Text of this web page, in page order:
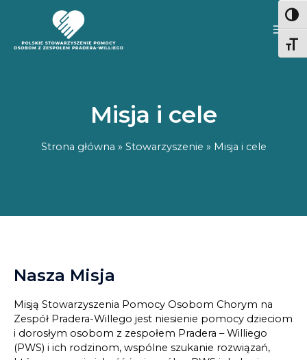
Misja i cele
Strona główna » Stowarzyszenie » Misja i cele
Nasza Misja
Misją Stowarzyszenia Pomocy Osobom Chorym na
Zespół Pradera-Willego jest niesienie pomocy dzieciom
i dorosłym osobom z zespołem Pradera – Williego
(PWS) i ich rodzinom, wspólne szukanie rozwiązań,